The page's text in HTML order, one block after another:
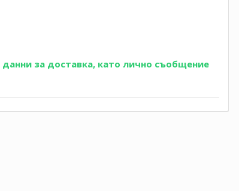
за доставка, като лично съобщение